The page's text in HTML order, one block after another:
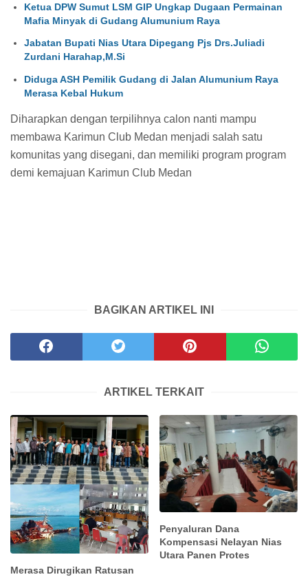
Ketua DPW Sumut LSM GIP Ungkap Dugaan Permainan
Mafia Minyak di Gudang Alumunium Raya
Jabatan Bupati Nias Utara Dipegang Pjs Drs.Juliadi
Zurdani Harahap,M.Si
Diduga ASH Pemilik Gudang di Jalan Alumunium Raya
Merasa Kebal Hukum
Diharapkan dengan terpilihnya calon nanti mampu
membawa Karimun Club Medan menjadi salah satu
komunitas yang disegani, dan memiliki program program
demi kemajuan Karimun Club Medan
BAGIKAN ARTIKEL INI
ARTIKEL TERKAIT
Merasa Dirugikan Ratusan
Penyaluran Dana
Kompensasi Nelayan Nias
Utara Panen Protes